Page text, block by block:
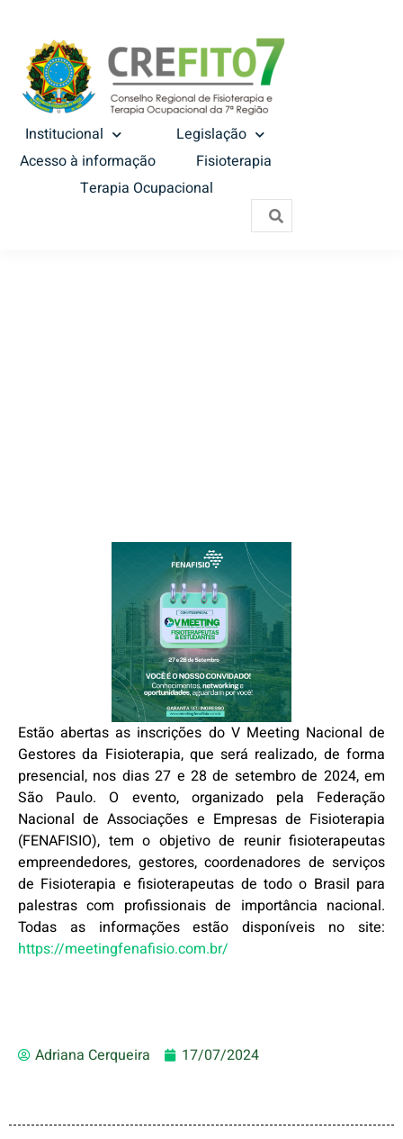
Institucional
Legislação
Acesso à informação
Fisioterapia
Terapia Ocupacional
Estão abertas as inscrições do V Meeting Nacional de
Gestores da Fisioterapia, que será realizado, de forma
presencial, nos dias 27 e 28 de setembro de 2024, em
São Paulo. O evento, organizado pela Federação
Nacional de Associações e Empresas de Fisioterapia
(FENAFISIO), tem o objetivo de reunir fisioterapeutas
empreendedores, gestores, coordenadores de serviços
de Fisioterapia e fisioterapeutas de todo o Brasil para
palestras com profissionais de importância nacional.
Todas as informações estão disponíveis no site:
https://meetingfenafisio.com.br/
Adriana Cerqueira 17/07/2024